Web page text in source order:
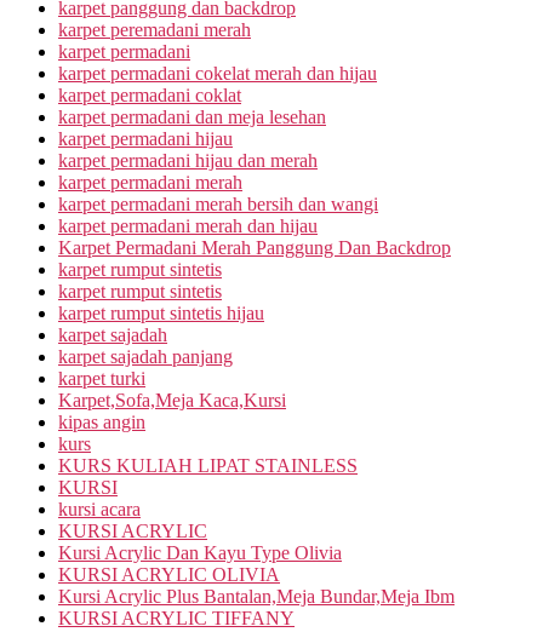
karpet panggung dan backdrop
karpet peremadani merah
karpet permadani
karpet permadani cokelat merah dan hijau
karpet permadani coklat
karpet permadani dan meja lesehan
karpet permadani hijau
karpet permadani hijau dan merah
karpet permadani merah
karpet permadani merah bersih dan wangi
karpet permadani merah dan hijau
Karpet Permadani Merah Panggung Dan Backdrop
karpet rumput sintetis
karpet rumput sintetis
karpet rumput sintetis hijau
karpet sajadah
karpet sajadah panjang
karpet turki
Karpet,Sofa,Meja Kaca,Kursi
kipas angin
kurs
KURS KULIAH LIPAT STAINLESS
KURSI
kursi acara
KURSI ACRYLIC
Kursi Acrylic Dan Kayu Type Olivia
KURSI ACRYLIC OLIVIA
Kursi Acrylic Plus Bantalan,Meja Bundar,Meja Ibm
KURSI ACRYLIC TIFFANY